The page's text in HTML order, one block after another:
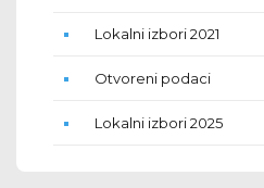
Lokalni izbori 2021
Otvoreni podaci
Lokalni izbori 2025